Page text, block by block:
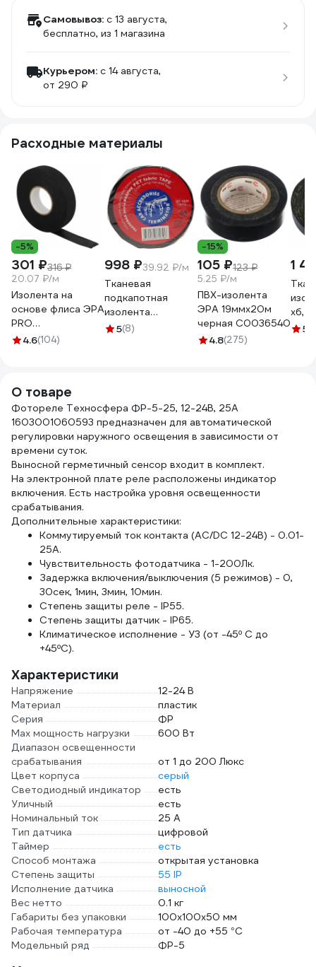
Самовывоз: c 13 августа,
бесплатно, из 1 магазина
Курьером: c 14 августа,
от 290 ₽
Расходные материалы
-5%
301 ₽316 ₽
20.07 ₽/м
Изолента на
основе флиса ЭРА
PRO
PROFLEEC1915 19
4.6(104)
998 ₽39.92 ₽/м
Тканевая
подкапотная
изолента
Terminator Izt
5(8)
-15%
105 ₽123 ₽
5.25 ₽/м
ПВХ-изолента
ЭРА 19ммх20м
черная C0036540
4.8(275)
1
хб,
5
О товаре
Фотореле Техносфера ФР-5-25, 12-24В, 25А
1603001060593 предназначен для автоматической
регулировки наружного освещения в зависимости от
времени суток.
Выносной герметичный сенсор входит в комплект.
На электронной плате реле расположены индикатор
включения. Есть настройка уровня освещенности
срабатывания.
Дополнительные характеристики:
Коммутируемый ток контакта (АС/DC 12-24В) - 0.01-
25А.
Чувствительность фотодатчика - 1-200Лк.
Задержка включения/выключения (5 режимов) - 0,
30сек, 1мин, 3мин, 10мин.
Степень защиты реле - IP55.
Степень защиты датчик - IP65.
Климатическое исполнение - У3 (от -45º С до
+45ºС).
Характеристики
Напряжение
12-24 В
Материал
пластик
Серия
ФР
Max мощность нагрузки
600 Вт
Диапазон освещенности
срабатывания
от 1 до 200 Люкс
Цвет корпуса
серый
Светодиодный индикатор
есть
Уличный
есть
Номинальный ток
25 А
Тип датчика
цифровой
Таймер
есть
Способ монтажа
открытая установка
Степень защиты
55 IP
Исполнение датчика
выносной
Вес нетто
0.1 кг
Габариты без упаковки
100х100х50 мм
Рабочая температура
от -40 до +55 °С
Модельный ряд
ФР-5